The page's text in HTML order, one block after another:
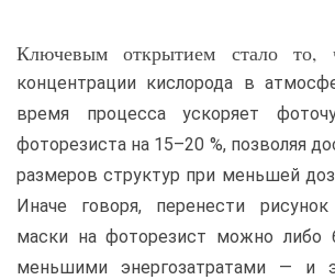
Ключевым открытием стало то,
концентрации кислорода в
время процесса ускоряет
фоторезиста на 15–20 %, позволяя
размеров структур при меньшей
Иначе говоря, перенести
маски на фоторезист можно либо
меньшими энергозатратами — и